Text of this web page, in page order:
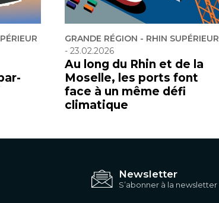
GRANDE RÉGION - RHIN SUPÉRIEUR
- 23.02.2026
Au long du Rhin et de la
Moselle, les ports font
face à un même défi
climatique
Newsletter
S’abonner à la newsletter